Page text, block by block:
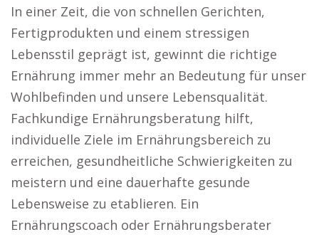
In einer Zeit, die von schnellen Gerichten,
Fertigprodukten und einem stressigen
Lebensstil geprägt ist, gewinnt die richtige
Ernährung immer mehr an Bedeutung für unser
Wohlbefinden und unsere Lebensqualität.
Fachkundige Ernährungsberatung hilft,
individuelle Ziele im Ernährungsbereich zu
erreichen, gesundheitliche Schwierigkeiten zu
meistern und eine dauerhafte gesunde
Lebensweise zu etablieren. Ein
Ernährungscoach oder Ernährungsberater